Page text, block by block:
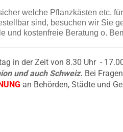
welche Pflanzkästen etc.
sind, besuchen wir Sie
und kostenfreie Beratung o.
in der Zeit von 8.30 Uhr -
und auch Schweiz. Bei
an Behörden, Städte und